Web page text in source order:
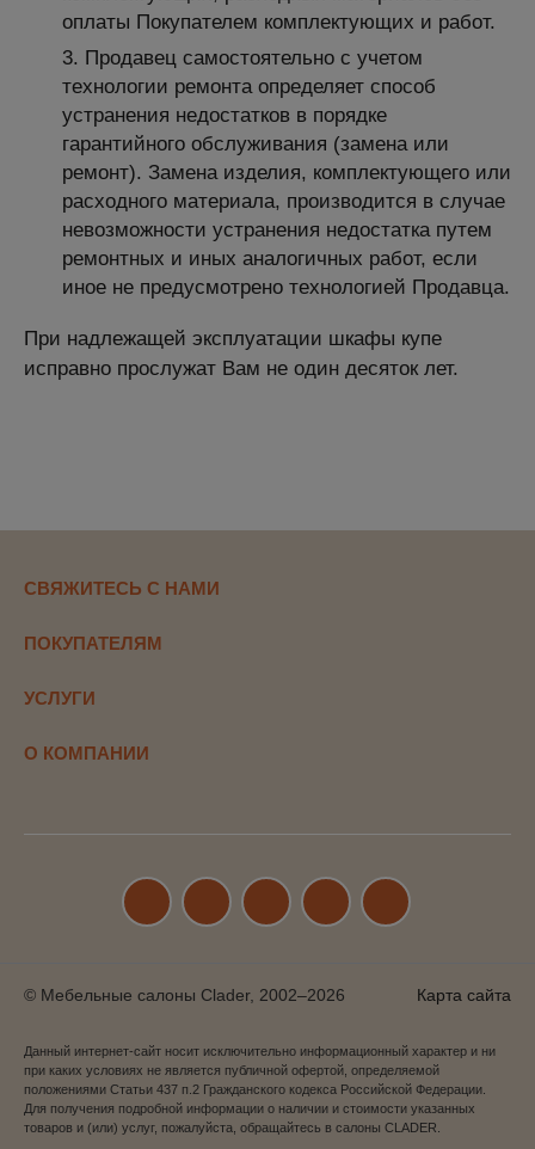
оплаты Покупателем комплектующих и работ.
Продавец самостоятельно с учетом
технологии ремонта определяет способ
устранения недостатков в порядке
гарантийного обслуживания (замена или
ремонт). Замена изделия, комплектующего или
расходного материала, производится в случае
невозможности устранения недостатка путем
ремонтных и иных аналогичных работ, если
иное не предусмотрено технологией Продавца.
При надлежащей эксплуатации шкафы купе
исправно прослужат Вам не один десяток лет.
СВЯЖИТЕСЬ С НАМИ
ПОКУПАТЕЛЯМ
УСЛУГИ
О КОМПАНИИ
© Мебельные салоны Clader, 2002–2026 Карта сайта
Данный интернет-сайт носит исключительно информационный характер и ни
при каких условиях не является публичной офертой, определяемой
положениями Статьи 437 п.2 Гражданского кодекса Российской Федерации.
Для получения подробной информации о наличии и стоимости указанных
товаров и (или) услуг, пожалуйста, обращайтесь в салоны CLADER.